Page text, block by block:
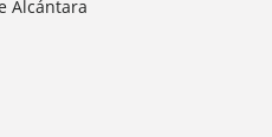
Alcántara